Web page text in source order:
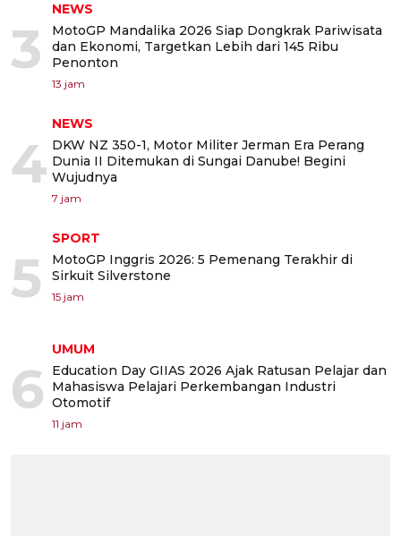
3
NEWS
MotoGP Mandalika 2026 Siap Dongkrak Pariwisata
dan Ekonomi, Targetkan Lebih dari 145 Ribu
Penonton
13 jam
4
NEWS
DKW NZ 350-1, Motor Militer Jerman Era Perang
Dunia II Ditemukan di Sungai Danube! Begini
Wujudnya
7 jam
5
SPORT
MotoGP Inggris 2026: 5 Pemenang Terakhir di
Sirkuit Silverstone
15 jam
6
UMUM
Education Day GIIAS 2026 Ajak Ratusan Pelajar dan
Mahasiswa Pelajari Perkembangan Industri
Otomotif
11 jam